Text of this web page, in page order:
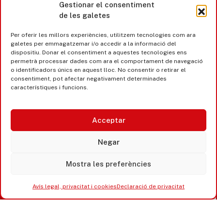
Gestionar el consentiment
de les galetes
Per oferir les millors experiències, utilitzem tecnologies com ara
galetes per emmagatzemar i/o accedir a la informació del
dispositiu. Donar el consentiment a aquestes tecnologies ens
permetrà processar dades com ara el comportament de navegació
o identificadors únics en aquest lloc. No consentir o retirar el
consentiment, pot afectar negativament determinades
característiques i funcions.
Acceptar
Negar
Mostra les preferències
Avís legal, privacitat i cookiesDeclaració de privacitat
Castell d’Aro · Platja d’Aro · S’Agaró
365 www.platjadaro
Accesibilitat
Equipaments municipals